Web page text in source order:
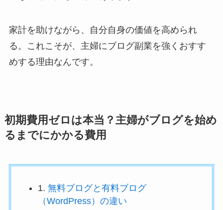
家計を助けながら、自分自身の価値を高められ
る。これこそが、主婦にブログ副業を強くおすす
めする理由なんです。
初期費用ゼロは本当？主婦がブログを始め
るまでにかかる費用
1. 無料ブログと有料ブログ
（WordPress）の違い